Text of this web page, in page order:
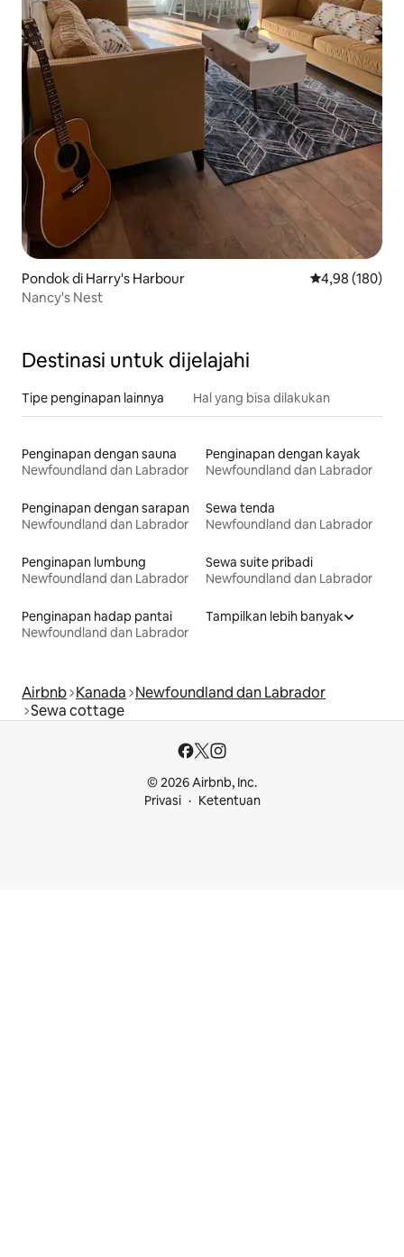
Pondok di Harry's Harbour Nilai rata-rata
4,98 (180)
Nancy's Nest
Destinasi untuk dijelajahi
Tipe penginapan lainnya Hal yang bisa dilakukan
Penginapan dengan sauna
Newfoundland dan Labrador
Penginapan dengan kayak
Newfoundland dan Labrador
Penginapan dengan sarapan
Newfoundland dan Labrador
Sewa tenda
Newfoundland dan Labrador
Penginapan lumbung
Newfoundland dan Labrador
Sewa suite pribadi
Newfoundland dan Labrador
Penginapan hadap pantai
Newfoundland dan Labrador
Tampilkan lebih banyak
Airbnb Kanada Newfoundland dan Labrador
Sewa cottage
© 2026 Airbnb, Inc.
Privasi
Ketentuan